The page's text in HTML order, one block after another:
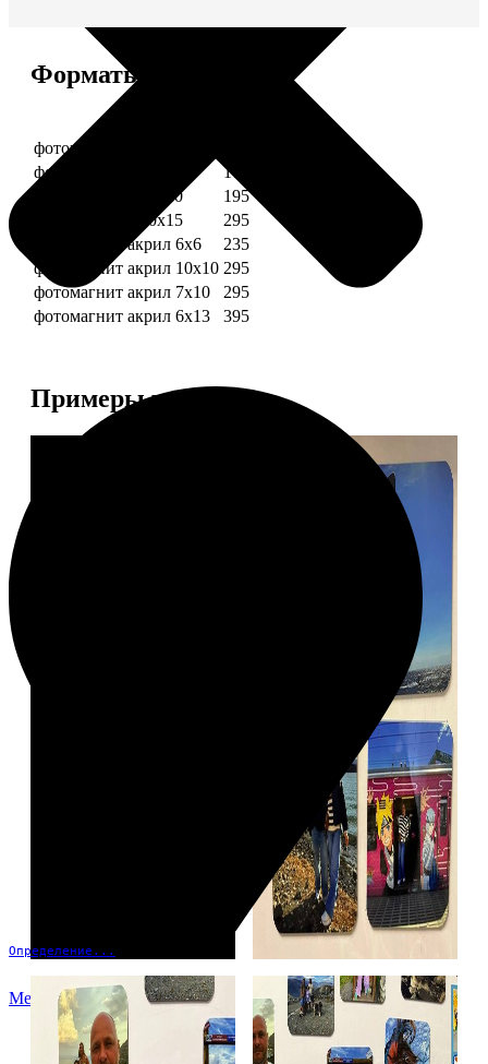
Определение...
Меню
Форматы и цены
Услуга
фотомагниты 6х6
фотомагнит 7х10
175
фотомагниты 10х10
195
фотомагниты 10х15
295
фотомагнит акрил 6х6
235
фотомагнит акрил 10х10 295
фотомагнит акрил 7х10
295
фотомагнит акрил 6х13
395
Примеры работ